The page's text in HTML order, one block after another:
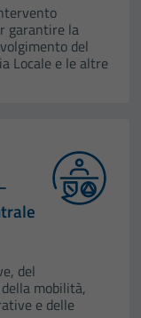
garantire la
del
Locale e le altre
del
mobilità,
e delle